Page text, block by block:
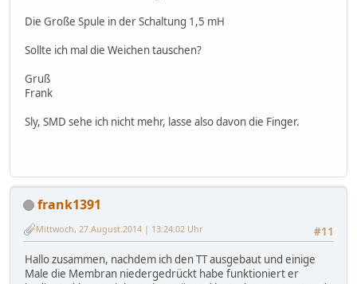
Die Große Spule in der Schaltung 1,5 mH
Sollte ich mal die Weichen tauschen?
Gruß
Frank
Sly, SMD sehe ich nicht mehr, lasse also davon die Finger.
frank1391
#11
Mittwoch, 27.August.2014 | 13:24:02 Uhr
Hallo zusammen, nachdem ich den TT ausgebaut und einige
Male die Membran niedergedrückt habe funktioniert er